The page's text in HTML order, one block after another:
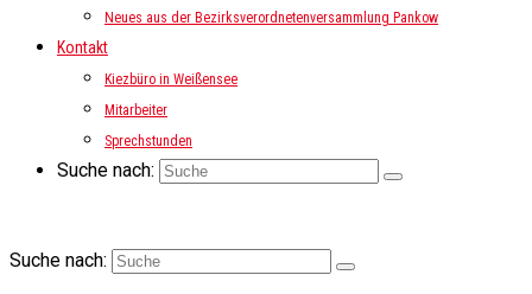
Neues aus der Bezirksverordnetenversammlung Pankow
Kontakt
Kiezbüro in Weißensee
Mitarbeiter
Sprechstunden
Suche nach:
Suche nach: